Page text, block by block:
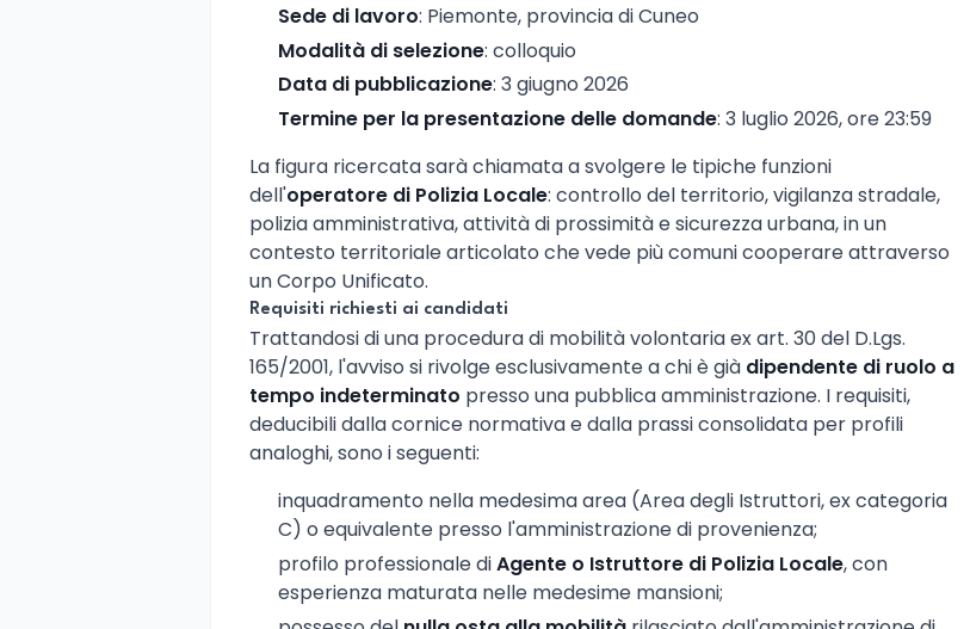
Sede di lavoro: Piemonte, provincia di Cuneo
Modalità di selezione: colloquio
Data di pubblicazione: 3 giugno 2026
Termine per la presentazione delle domande: 3 luglio 2026, ore 23:59
La figura ricercata sarà chiamata a svolgere le tipiche funzioni
dell'operatore di Polizia Locale: controllo del territorio, vigilanza stradale,
polizia amministrativa, attività di prossimità e sicurezza urbana, in un
contesto territoriale articolato che vede più comuni cooperare attraverso
un Corpo Unificato.
Requisiti richiesti ai candidati
Trattandosi di una procedura di mobilità volontaria ex art. 30 del D.Lgs.
165/2001, l'avviso si rivolge esclusivamente a chi è già dipendente di ruolo a
tempo indeterminato presso una pubblica amministrazione. I requisiti,
deducibili dalla cornice normativa e dalla prassi consolidata per profili
analoghi, sono i seguenti:
inquadramento nella medesima area (Area degli Istruttori, ex categoria
C) o equivalente presso l'amministrazione di provenienza;
profilo professionale diAgente o Istruttore di Polizia Locale, con
esperienza maturata nelle medesime mansioni;